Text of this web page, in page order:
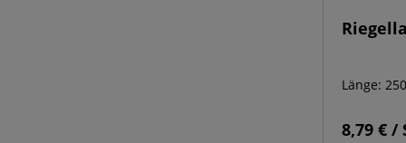
Länge:
8,79 € /